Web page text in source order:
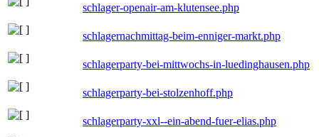
schlager-openair-am-klutensee.php
schlagernachmittag-beim-enniger-markt.php
schlagerparty-bei-mittwochs-in-luedinghausen.php
schlagerparty-bei-stolzenhoff.php
schlagerparty-xxl--ein-abend-fuer-elias.php